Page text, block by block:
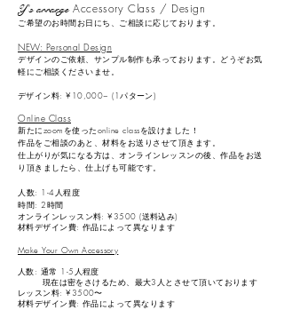
Y's arrangeAccessory Class / Design
ご希望のお時間お日にち、ご相談に応じております。
NEW: Personal Design
デザインのご依頼、サンプル制作も承っております。どうぞお気
軽にご相談くださいませ。
デザイン料: ¥10,000~ (1パターン)
Online Class
新たにzoomを使ったonline classを設けました！
作品をご相談のあと、材料をお送りさせて頂きます。
仕上がりが気になる方は、オンラインレッスンの後、作品をお送
り頂きましたら、仕上げも可能です。
人数: 1-4人程度
時間: 2時間
オンラインレッスン料: ¥3500 (送料込み)
材料デザイン費: 作品によって異なります
Make Your Own Accessory
人数: 通常 1-5人程度
現在は密をさけるため、 最大3人とさせて頂いております
レッスン料: ¥3500〜
材料デザイン費: 作品によって異なります